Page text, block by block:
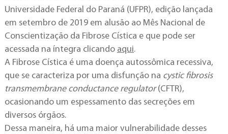
Universidade Federal do Paraná (UFPR), edição lançada
em setembro de 2019 em alusão ao Mês Nacional de
Conscientização da Fibrose Cística e que pode ser
acessada na íntegra clicando aqui.
A Fibrose Cística é uma doença autossômica recessiva,
que se caracteriza por uma disfunção na cystic fibrosis
transmembrane conductance regulator(CFTR),
ocasionando um espessamento das secreções em
diversos órgãos.
Dessa maneira, há uma maior vulnerabilidade desses